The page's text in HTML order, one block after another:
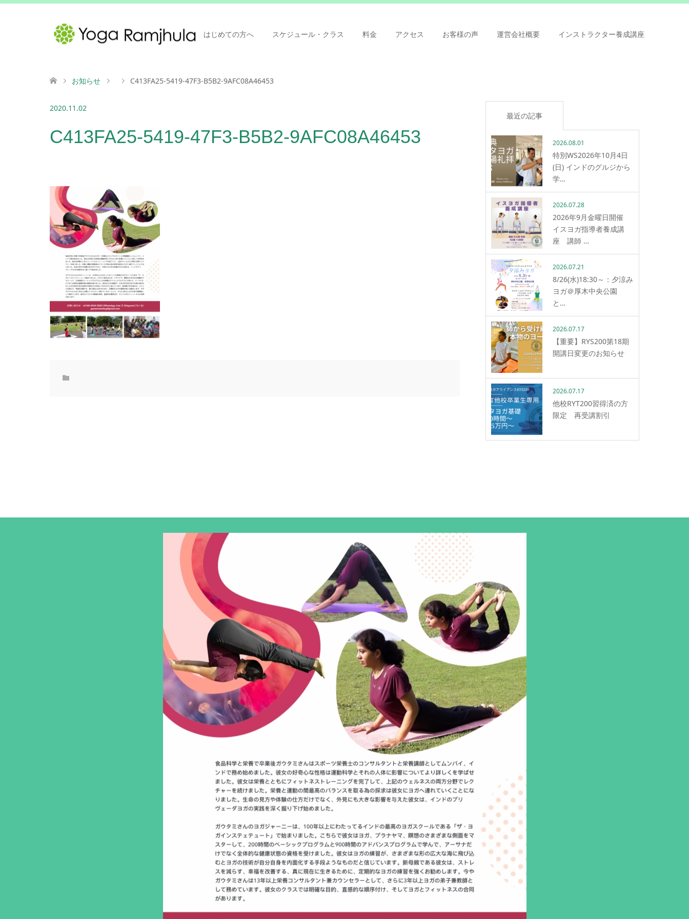
はじめての方へ スケジュール・クラス 料金 アクセス お客様の声 運営会社概要 インストラクター養成講座
お知らせ C413FA25-5419-47F3-B5B2-9AFC08A46453
2020.11.02
C413FA25-5419-47F3-B5B2-9AFC08A46453
最近の記事
2026.08.01
特別WS2026年10月4日
(日) インドのグルジから
学…
2026.07.28
2026年9月金曜日開催
イスヨガ指導者養成講
座 講師 …
2026.07.21
8/26(水)18:30～：夕涼み
ヨガ＠厚木中央公園
と…
2026.07.17
【重要】RYS200第18期
開講日変更のお知らせ
2026.07.17
他校RYT200習得済の方
限定 再受講割引